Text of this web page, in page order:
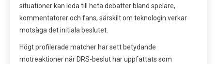
situationer kan leda till heta debatter bland spelare,
kommentatorer och fans, särskilt om teknologin verkar
motsäga det initiala beslutet.
Högt profilerade matcher har sett betydande
motreaktioner när DRS-beslut har uppfattats som